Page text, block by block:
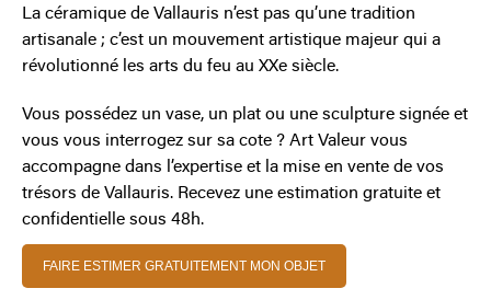
La céramique de Vallauris n’est pas qu’une tradition
artisanale ; c’est un mouvement artistique majeur qui a
révolutionné les arts du feu au XXe siècle.
Vous possédez un vase, un plat ou une sculpture signée et
vous vous interrogez sur sa cote ? Art Valeur vous
accompagne dans l’expertise et la mise en vente de vos
trésors de Vallauris. Recevez une estimation gratuite et
confidentielle sous 48h.
FAIRE ESTIMER GRATUITEMENT MON OBJET